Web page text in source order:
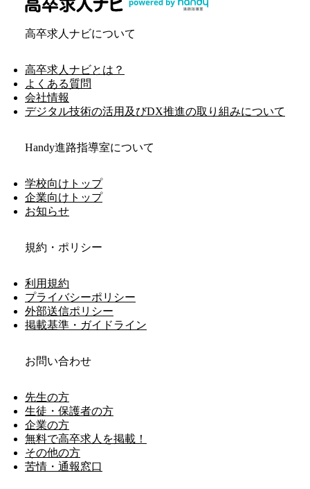
高卒求人ナビについて
高卒求人ナビとは？
よくある質問
会社情報
デジタル技術の活用及びDX推進の取り組みについて
Handy進路指導室について
学校向けトップ
企業向けトップ
お知らせ
規約・ポリシー
利用規約
プライバシーポリシー
外部送信ポリシー
掲載基準・ガイドライン
お問い合わせ
先生の方
生徒・保護者の方
企業の方
無料で高卒求人を掲載！
その他の方
苦情・通報窓口